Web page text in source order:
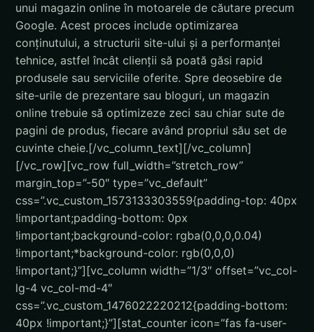
unui magazin online în motoarele de căutare precum
Google. Acest proces include optimizarea
conținutului, a structurii site-ului și a performanței
tehnice, astfel încât clienții să poată găsi rapid
produsele sau serviciile oferite. Spre deosebire de
site-urile de prezentare sau bloguri, un magazin
online trebuie să optimizeze zeci sau chiar sute de
pagini de produs, fiecare având propriul său set de
cuvinte cheie.[/vc_column_text][/vc_column]
[/vc_row][vc_row full_width=”stretch_row”
margin_top=”-50″ type=”vc_default”
css=”.vc_custom_1573133303559{padding-top: 40px
!important;padding-bottom: 0px
!important;background-color: rgba(0,0,0,0.04)
!important;*background-color: rgb(0,0,0)
!important;}”][vc_column width=”1/3″ offset=”vc_col-
lg-4 vc_col-md-4″
css=”.vc_custom_1476022220212{padding-bottom:
40px !important;}”][stat_counter icon=”fas fa-user-